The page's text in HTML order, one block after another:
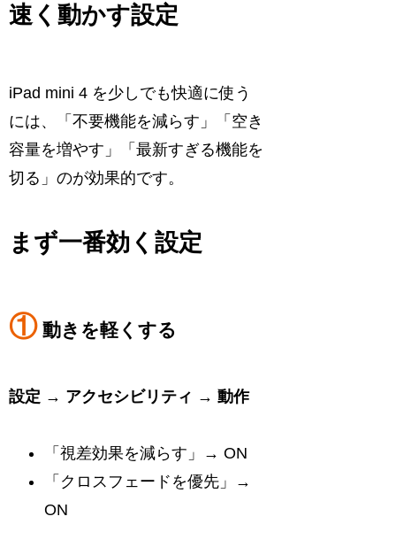
速く動かす設定
iPad mini 4 を少しでも快適に使う
には、「不要機能を減らす」「空き
容量を増やす」「最新すぎる機能を
切る」のが効果的です。
まず一番効く設定
①動きを軽くする
設定 → アクセシビリティ → 動作
「視差効果を減らす」→ ON
「クロスフェードを優先」→
ON